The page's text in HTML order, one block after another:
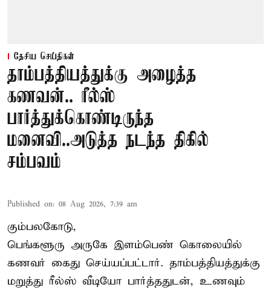
தேசிய செய்திகள்
தாம்பத்தியத்துக்கு அழைத்த
கணவன்.. ரீல்ஸ்
பார்த்துக்கொண்டிருந்த
மனைவி..அடுத்த நடந்த திகில்
சம்பவம்
Published on: 08 Aug 2026, 7:39 am
கும்பலகோடு,
பெங்களூரு அருகே இளம்பெண் கொலையில்
கணவர் கைது செய்யப்பட்டார். தாம்பத்தியத்துக்கு
மறுத்து ரீல்ஸ் வீடியோ பார்த்ததுடன், உணவும்